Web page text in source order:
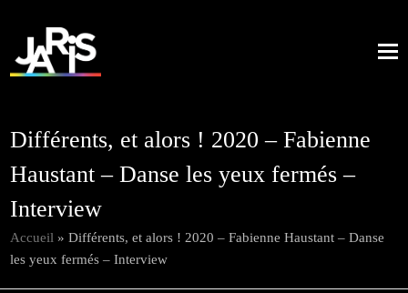
Différents, et alors ! 2020 – Fabienne
Haustant – Danse les yeux fermés –
Interview
Accueil »Différents, et alors ! 2020 – Fabienne Haustant – Danse
les yeux fermés – Interview